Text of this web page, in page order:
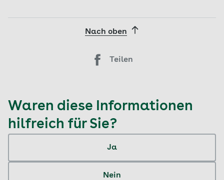
Nach oben
Teilen
Waren diese Informationen
hilfreich für Sie?
Ja
Nein